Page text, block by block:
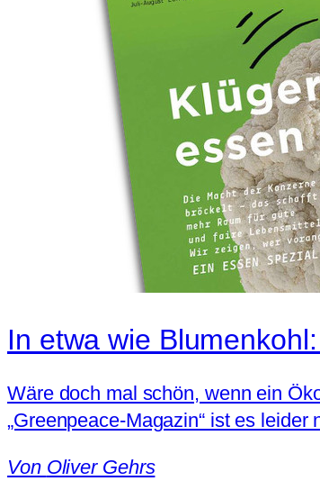
In etwa wie
Wäre doch mal schön, wenn ein
„Greenpeace-Magazin“ ist es leider
Von Oliver Gehrs